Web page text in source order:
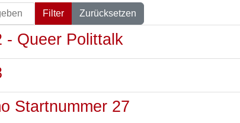
Filter Zurücksetzen
- Queer Polittalk
Startnummer 27